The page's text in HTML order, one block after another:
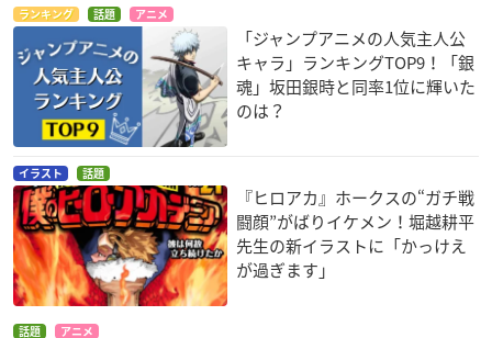
ランキング 話題 アニメ
「ジャンプアニメの人気主人公
キャラ」ランキングTOP9！「銀
魂」坂田銀時と同率1位に輝いた
のは？
イラスト 話題
『ヒロアカ』ホークスの“ガチ戦
闘顔”がばりイケメン！堀越耕平
先生の新イラストに「かっけえ
が過ぎます」
話題 アニメ